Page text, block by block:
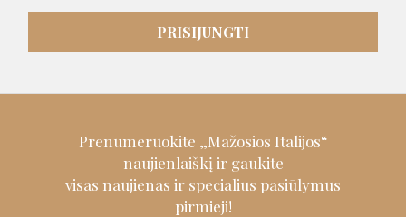
PRISIJUNGTI
Prenumeruokite „Mažosios Italijos“
naujienlaiškį ir gaukite
visas naujienas ir specialius pasiūlymus
pirmieji!